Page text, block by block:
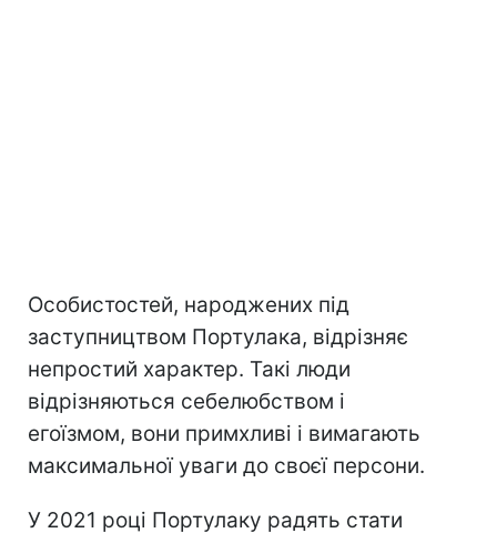
Особистостей, народжених під
заступництвом Портулака, відрізняє
непростий характер. Такі люди
відрізняються себелюбством і
егоїзмом, вони примхливі і вимагають
максимальної уваги до своєї персони.
У 2021 році Портулаку радять стати